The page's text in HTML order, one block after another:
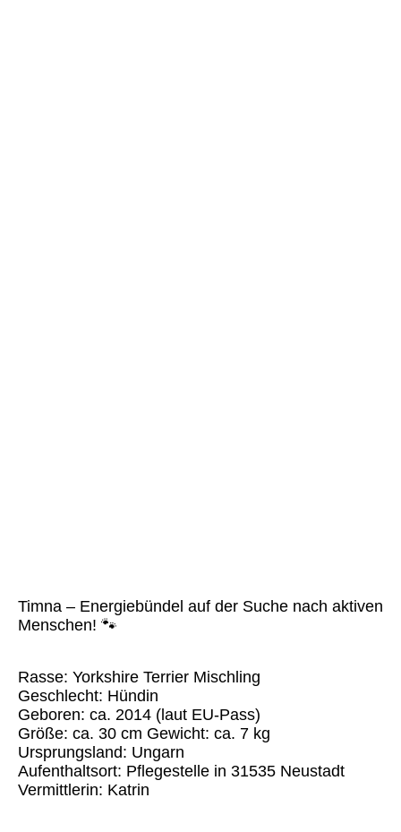
Timna – Energiebündel auf der Suche nach aktiven
Menschen! 🐾
Rasse: Yorkshire Terrier Mischling
Geschlecht: Hündin
Geboren: ca. 2014 (laut EU-Pass)
Größe: ca. 30 cm Gewicht: ca. 7 kg
Ursprungsland: Ungarn
Aufenthaltsort: Pflegestelle in 31535 Neustadt
Vermittlerin: Katrin